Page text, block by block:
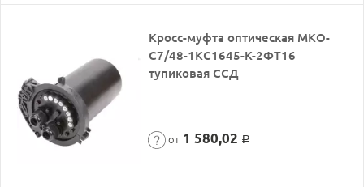
Кросс-муфта оптическая МКО-
С7/48-1КС1645-К-2ФТ16
тупиковая ССД
от 1 580,02 Р